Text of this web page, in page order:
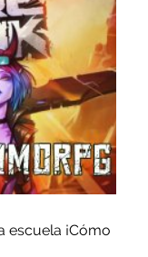
escuela ¡Cómo